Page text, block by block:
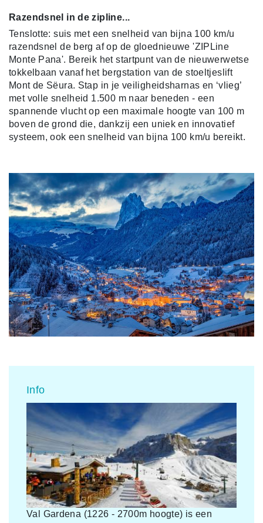
Razendsnel in de zipline...
Tenslotte: suis met een snelheid van bijna 100 km/u
razendsnel de berg af op de gloednieuwe 'ZIPLine
Monte Pana'. Bereik het startpunt van de nieuwerwetse
tokkelbaan vanaf het bergstation van de stoeltjeslift
Mont de Sëura. Stap in je veiligheidsharnas en ‘vlieg’
met volle snelheid 1.500 m naar beneden - een
spannende vlucht op een maximale hoogte van 100 m
boven de grond die, dankzij een uniek en innovatief
systeem, ook een snelheid van bijna 100 km/u bereikt.
Info
Val Gardena (1226 - 2700m hoogte) is een